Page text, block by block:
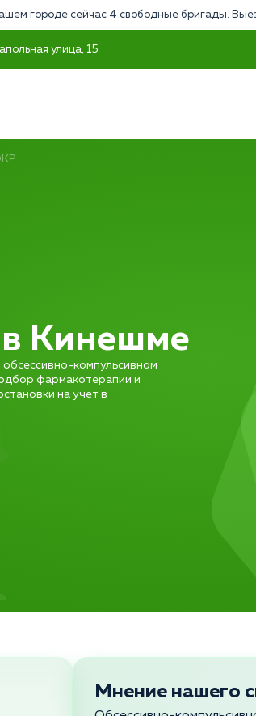
городе сейчас 4 свободные бригады.
улица, 15
Кинешме
компульсивном
фармакотерапии и
на учет в
Мнение нашего